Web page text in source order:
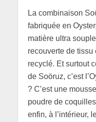
La combinaison
fabriquée en
matière ultra
recouverte de tissu
recyclé. Et surtout
de Soöruz, c’est
? C’est une
poudre de
enfin, à l’intérieur,